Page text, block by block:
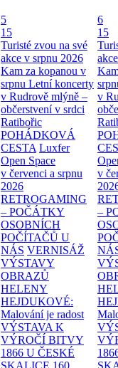
5
15
Turisté zvou na své
akce v srpnu 2026
Kam za kopanou v
srpnu Letní koncerty
v Rudrově mlýně –
občerstvení v srdci
Ratibořic
POHÁDKOVÁ
CESTA Luxfer
Open Space
v červenci a srpnu
2026
RETROGAMING
– POČÁTKY
OSOBNÍCH
POČÍTAČŮ U
NÁS VERNISÁŽ
VÝSTAVY
OBRAZŮ
HELENY
HEJDUKOVÉ:
Malování je radost
VÝSTAVA K
VÝROČÍ BITVY
1866 U ČESKÉ
6
15
v
v
–